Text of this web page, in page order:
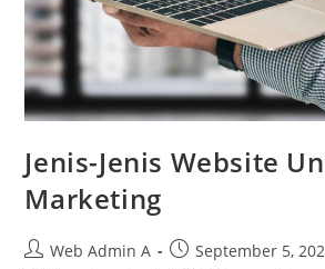
Jenis-Jenis Website
Marketing
PostWeb Admin A
PostSeptember 5,